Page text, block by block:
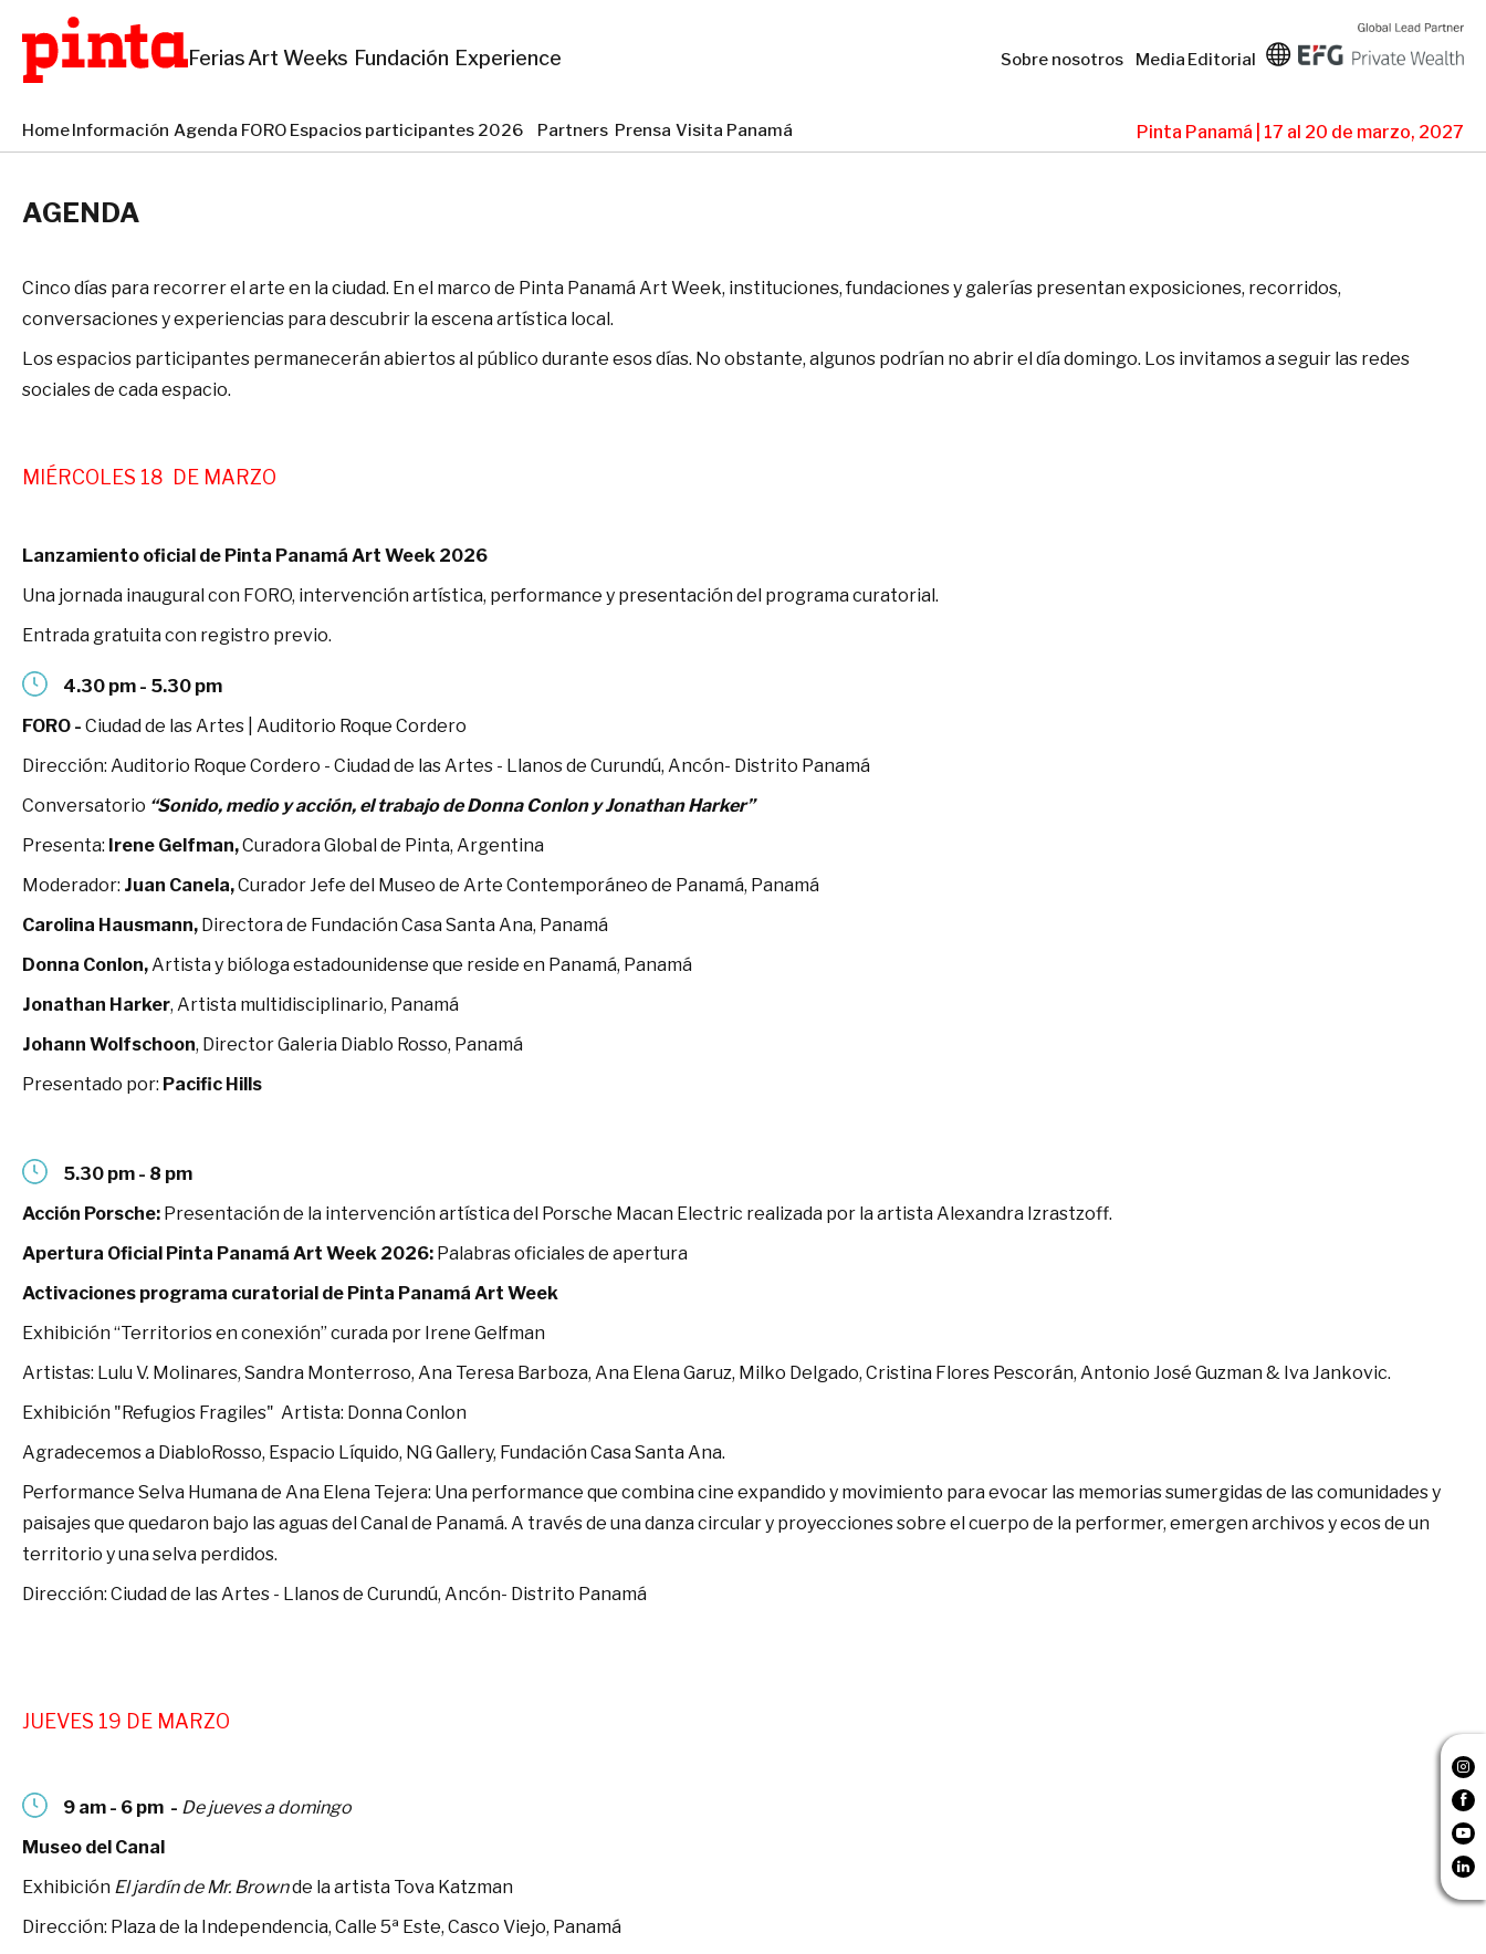
FeriasArt Weeks Fundación Experience Sobre nosotros Media Editorial
HomeInformación Agenda FORO Espacios participantes 2026 Partners Prensa Visita Panamá Pinta Panamá | 17 al 20 de marzo, 2027
AGENDA
Cinco días para recorrer el arte en la ciudad. En el marco de Pinta Panamá Art Week, instituciones, fundaciones y galerías presentan exposiciones, recorridos,
conversaciones y experiencias para descubrir la escena artística local.
Los espacios participantes permanecerán abiertos al público durante esos días. No obstante, algunos podrían no abrir el día domingo. Los invitamos a seguir las redes
sociales de cada espacio.
MIÉRCOLES 18 DE MARZO
Lanzamiento oficial de Pinta Panamá Art Week 2026
Una jornada inaugural con FORO, intervención artística, performance y presentación del programa curatorial.
Entrada gratuita con registro previo.
4.30 pm - 5.30 pm
FORO - Ciudad de las Artes | Auditorio Roque Cordero
Dirección: Auditorio Roque Cordero - Ciudad de las Artes - Llanos de Curundú, Ancón- Distrito Panamá
Conversatorio “Sonido, medio y acción, el trabajo de Donna Conlon y Jonathan Harker”
Presenta: Irene Gelfman,Curadora Global de Pinta, Argentina
Moderador: Juan Canela,Curador Jefe del Museo de Arte Contemporáneo de Panamá, Panamá
Carolina Hausmann, Directora de Fundación Casa Santa Ana, Panamá
Donna Conlon, Artista y bióloga estadounidense que reside en Panamá, Panamá
Jonathan Harker, Artista multidisciplinario, Panamá
Johann Wolfschoon, Director Galeria Diablo Rosso, Panamá
Presentado por: Pacific Hills
5.30 pm - 8 pm
Acción Porsche: Presentación de la intervención artística del Porsche Macan Electric realizada por la artista Alexandra Izrastzoff.
Apertura Oficial Pinta Panamá Art Week 2026: Palabras oficiales de apertura
Activaciones programa curatorial de Pinta Panamá Art Week
Exhibición “Territorios en conexión” curada por Irene Gelfman
Artistas: Lulu V. Molinares, Sandra Monterroso, Ana Teresa Barboza, Ana Elena Garuz, Milko Delgado, Cristina Flores Pescorán, Antonio José Guzman & Iva Jankovic.
Exhibición "Refugios Fragiles" Artista: Donna Conlon
Agradecemos a DiabloRosso, Espacio Líquido, NG Gallery, Fundación Casa Santa Ana.
Performance Selva Humana de Ana Elena Tejera: Una performance que combina cine expandido y movimiento para evocar las memorias sumergidas de las comunidades y
paisajes que quedaron bajo las aguas del Canal de Panamá. A través de una danza circular y proyecciones sobre el cuerpo de la performer, emergen archivos y ecos de un
territorio y una selva perdidos.
Dirección: Ciudad de las Artes - Llanos de Curundú, Ancón- Distrito Panamá
JUEVES 19 DE MARZO
9 am - 6 pm - De jueves a domingo
Museo del Cana
Exhibición El jardín de Mr. Brownde la artista Tova Katzman
Dirección: Plaza de la Independencia, Calle 5ª Este, Casco Viejo, Panamá



